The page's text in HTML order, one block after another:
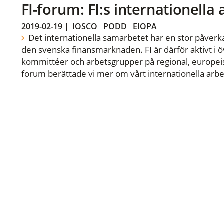
FI-forum: FI:s internationella
2019-02-19| IOSCO PODD EIOPA
Det internationella samarbetet har en stor
den svenska finansmarknaden. FI är därför aktivt i
kommittéer och arbetsgrupper på regional,
forum berättade vi mer om vårt internationella